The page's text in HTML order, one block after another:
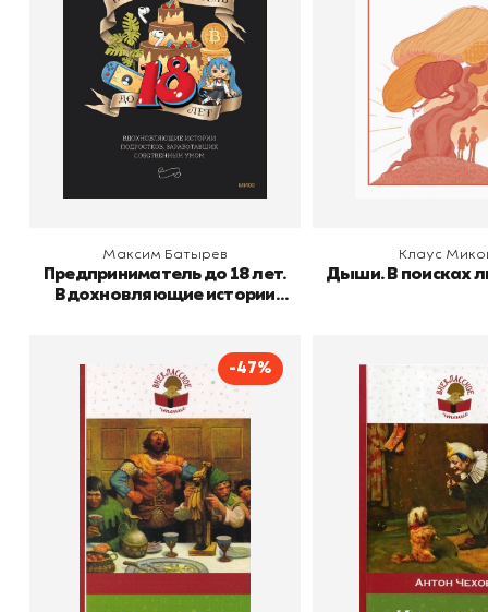
заработавших
собственным умом
Издательство
Манн, Иванов и Фербер
В корзину
Максим Батырев
Предприниматель до 18 лет.
Вдохновляющие истории
Манн,
В корзину
Клаус
Дыши. В поисках
-47%
Робин Гуд
Гершензон Михаил
Абрамович
Издательство Эксмо
В корзину
Каштанка.
Автор
Антон
Издательство
В корзину